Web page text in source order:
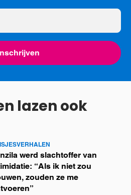
lazen ook
werd slachtoffer van
“Als ik niet zou
zouden ze me